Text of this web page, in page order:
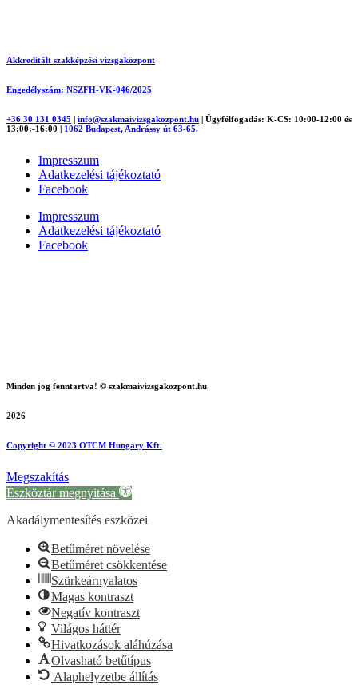
Akkreditált szakképzési vizsgaközpont
Engedélyszám: NSZFH-VK-046/2025
+36 30 131 0345 info@szakmaivizsgakozpont.hu
Ügyfélfogadás: K-CS: 10:00-12:00 és
13:00:-16:00
1062 Budapest, Andrássy út 63-65.
Impresszum
Adatkezelési tájékoztató
Facebook
Impresszum
Adatkezelési tájékoztató
Facebook
Minden jog fenntartva! © szakmaivizsgakozpont.hu
2026
Copyright © 2023 OTCM Hungary Kft.
Megszakítás
Eszköztár megnyitása
Akadálymentesítés eszközei
Betűméret növelése
Betűméret csökkentése
Szürkeárnyalatos
Magas kontraszt
Negatív kontraszt
Világos háttér
Hivatkozások aláhúzása
Olvasható betűtípus
Alaphelyzetbe állítás